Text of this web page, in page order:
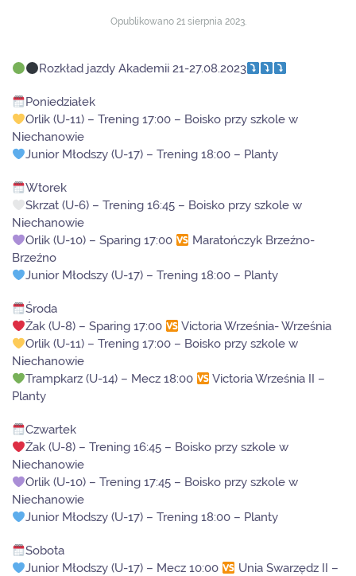
Opublikowano 21 sierpnia 2023.
Rozkład jazdy Akademii 21-27.08.2023
Poniedziałek
Orlik (U-11) – Trening 17:00 – Boisko przy szkole w
Niechanowie
Junior Młodszy (U-17) – Trening 18:00 – Planty
Wtorek
Skrzat (U-6) – Trening 16:45 – Boisko przy szkole w
Niechanowie
Orlik (U-10) – Sparing 17:00
Maratończyk Brzeźno-
Brzeźno
Junior Młodszy (U-17) – Trening 18:00 – Planty
Środa
Żak (U-8) – Sparing 17:00
Victoria Września- Września
Orlik (U-11) – Trening 17:00 – Boisko przy szkole w
Niechanowie
Trampkarz (U-14) – Mecz 18:00
Victoria Września II –
Planty
Czwartek
Żak (U-8) – Trening 16:45 – Boisko przy szkole w
Niechanowie
Orlik (U-10) – Trening 17:45 – Boisko przy szkole w
Niechanowie
Junior Młodszy (U-17) – Trening 18:00 – Planty
Sobota
Junior Młodszy (U-17) – Mecz 10:00
Unia Swarzędz II –